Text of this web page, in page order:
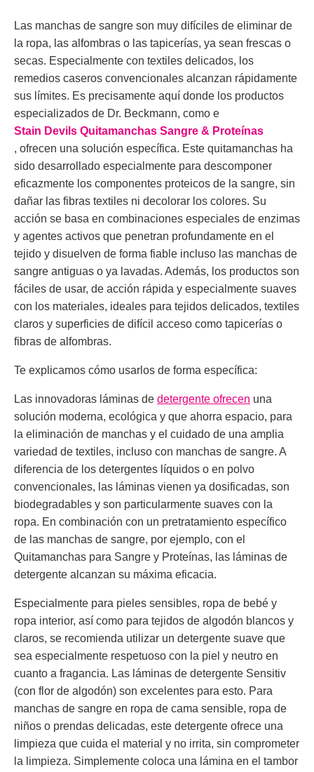
Las manchas de sangre son muy difíciles de eliminar de
la ropa, las alfombras o las tapicerías, ya sean frescas o
secas. Especialmente con textiles delicados, los
remedios caseros convencionales alcanzan rápidamente
sus límites. Es precisamente aquí donde los productos
especializados de Dr. Beckmann, como e
Stain Devils Quitamanchas Sangre & Proteínas
, ofrecen una solución específica. Este quitamanchas ha
sido desarrollado especialmente para descomponer
eficazmente los componentes proteicos de la sangre, sin
dañar las fibras textiles ni decolorar los colores. Su
acción se basa en combinaciones especiales de enzimas
y agentes activos que penetran profundamente en el
tejido y disuelven de forma fiable incluso las manchas de
sangre antiguas o ya lavadas. Además, los productos son
fáciles de usar, de acción rápida y especialmente suaves
con los materiales, ideales para tejidos delicados, textiles
claros y superficies de difícil acceso como tapicerías o
fibras de alfombras.
Te explicamos cómo usarlos de forma específica:
Las innovadoras láminas de detergente ofrecen una
solución moderna, ecológica y que ahorra espacio, para
la eliminación de manchas y el cuidado de una amplia
variedad de textiles, incluso con manchas de sangre. A
diferencia de los detergentes líquidos o en polvo
convencionales, las láminas vienen ya dosificadas, son
biodegradables y son particularmente suaves con la
ropa. En combinación con un pretratamiento específico
de las manchas de sangre, por ejemplo, con el
Quitamanchas para Sangre y Proteínas, las láminas de
detergente alcanzan su máxima eficacia.
Especialmente para pieles sensibles, ropa de bebé y
ropa interior, así como para tejidos de algodón blancos y
claros, se recomienda utilizar un detergente suave que
sea especialmente respetuoso con la piel y neutro en
cuanto a fragancia. Las láminas de detergente Sensitiv
(con flor de algodón) son excelentes para esto. Para
manchas de sangre en ropa de cama sensible, ropa de
niños o prendas delicadas, este detergente ofrece una
limpieza que cuida el material y no irrita, sin comprometer
la limpieza. Simplemente coloca una lámina en el tambor